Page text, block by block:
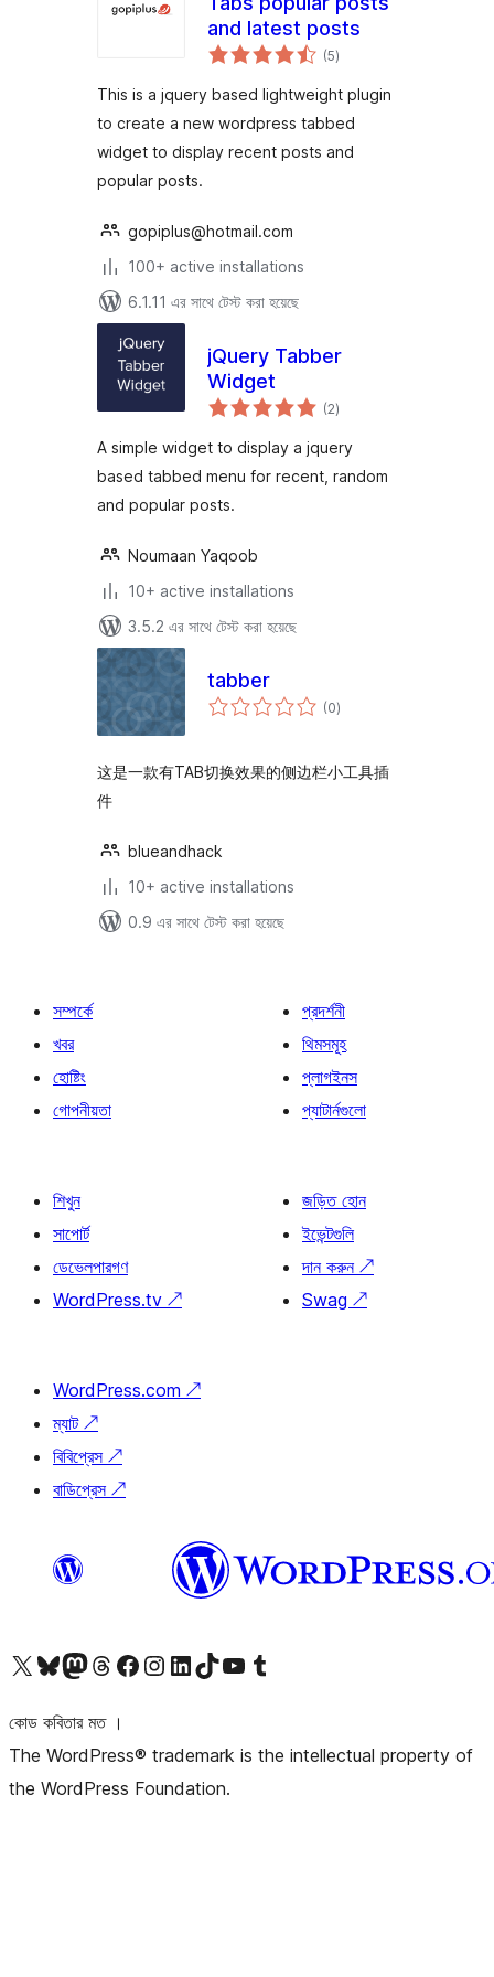
and latest posts
(5total
ratings
)
This is a jquery based lightweight plugin
to create a new wordpress tabbed
widget to display recent posts and
popular posts.
gopiplus@hotmail.com
100+ active installations
6.1.11 এর সাথে টেস্ট করা হয়েছে
jQuery Tabber
Widget
(2total
ratings
)
A simple widget to display a jquery
based tabbed menu for recent, random
and popular posts.
Noumaan Yaqoob
10+ active installations
3.5.2 এর সাথে টেস্ট করা হয়েছে
tabber
(0total
ratings
)
这是一款有TAB切换效果的侧边栏小工具插
件
blueandhack
10+ active installations
0.9 এর সাথে টেস্ট করা হয়েছে
সম্পর্কে
খবর
হোষ্টিং
গোপনীয়তা
প্রদর্শনী
থিমসমূহ
প্লাগইনস
প্যাটার্নগুলো
শিখুন
সাপোর্ট
ডেভেলপারগণ
WordPress.tv ↗
জড়িত হোন
ইভেন্টগুলি
দান করুন ↗
Swag ↗
WordPress.com ↗
ম্যাট ↗
বিবিপ্রেস ↗
বাডিপ্রেস ↗
আমাদের X (আগের টুইটার) অ্যাকাউন্টে যানআমাদের Bluesky অ্যাকাউন্টটি দেখুনআমাদের মাস্টোডন অ্যাকাউন্টটি দেখুনআমাদের থ্রেডস অ্যাকাউন্টটি দেখুনআমাদের ফেসবুক পেজ দেখুনআমাদের ইন্সটাগ্রাম অ্যাকাউন্ট দেখুনআমাদের লিঙ্কডইন অ্যাকাউন্টে যানআমাদের TikTok অ্যাকাউন্টটি দেখুনআমাদের ইউটিউব চ্যানেলে যান আমাদের টাম্বলার অ্যাকাউন্ট দেখুন
কোড কবিতার মত ।
The WordPress® trademark is the intellectual property of
the WordPress Foundation.